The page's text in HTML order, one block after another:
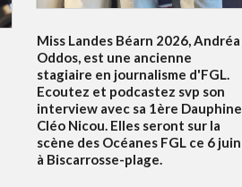
Miss Landes Béarn 2026, Andréa
Oddos, est une ancienne
stagiaire en journalisme d'FGL.
Ecoutez et podcastez svp son
interview avec sa 1ère Dauphine
Cléo Nicou. Elles seront sur la
scène des Océanes FGL ce 6 juin
à Biscarrosse-plage.